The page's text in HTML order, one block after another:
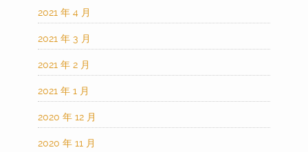
2021 年 4 月
2021 年 3 月
2021 年 2 月
2021 年 1 月
2020 年 12 月
2020 年 11 月